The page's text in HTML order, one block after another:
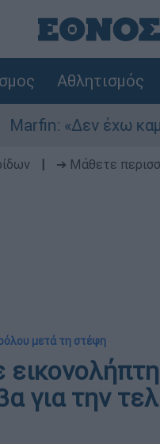
Αθλητισμός
έχω καμία σχέση
➔ Μάθετε
μετά τη στέψη
για την